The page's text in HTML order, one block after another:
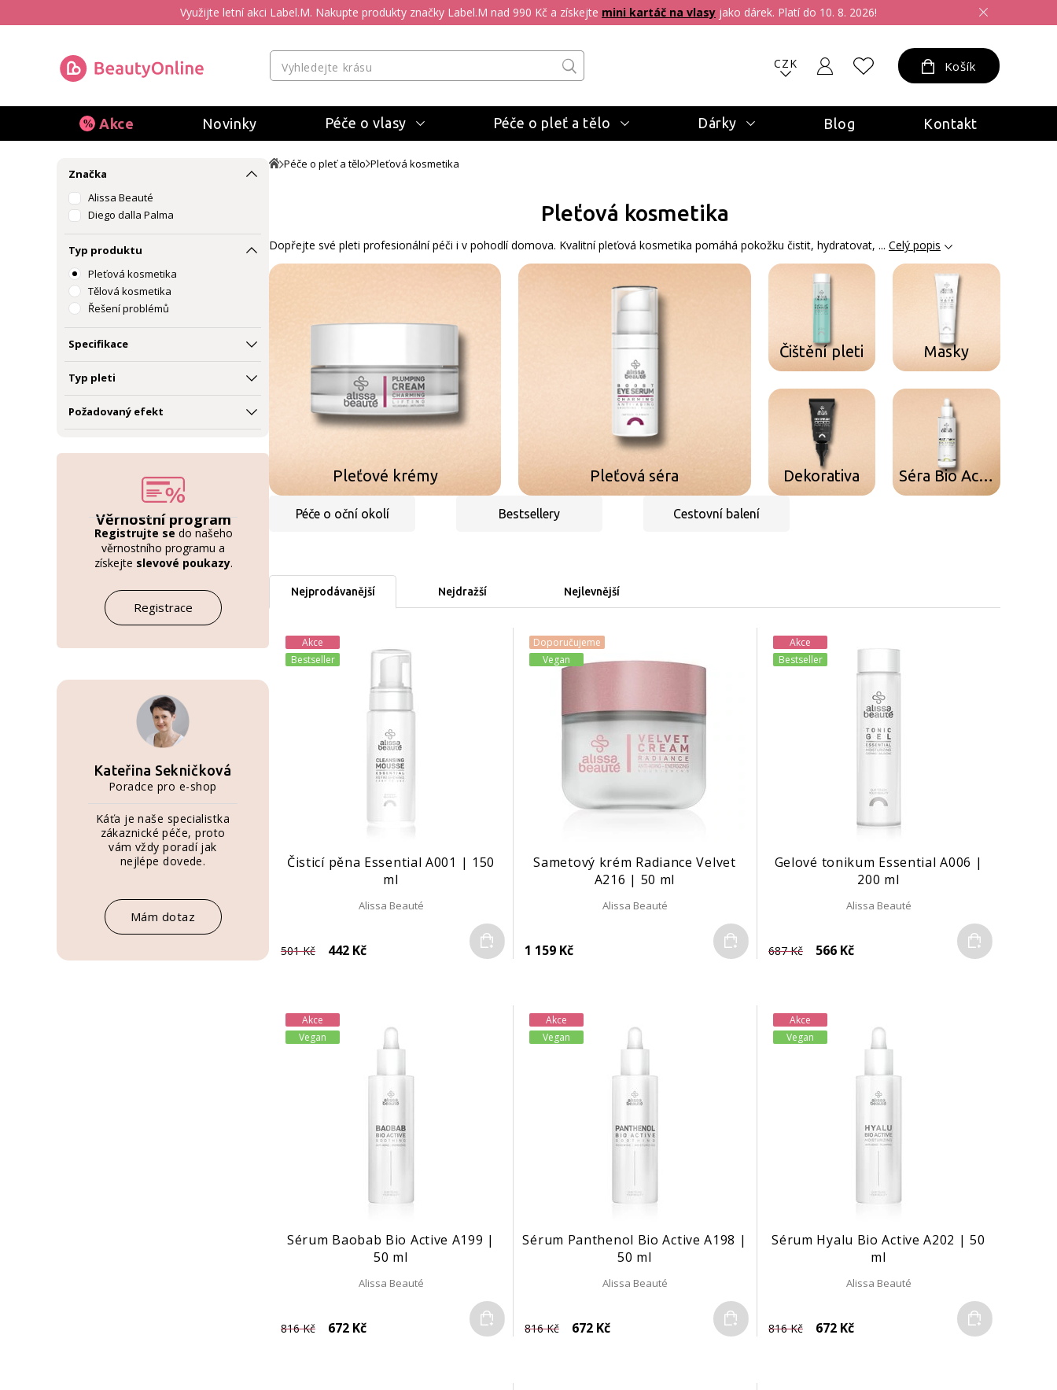
Využijte letní akci Label.M. Nakupte produkty značky Label.M nad 990 Kč a získejte mini kartáč na vlasy jako dárek. Platí do 10. 8. 2026!
CZK Košík
Akce Novinky Péče o vlasy Péče o pleť a tělo Dárky Blog Kontakt
Značka
Alissa Beauté
Diego dalla Palma
Typ produktu
Pleťová kosmetika
Tělová kosmetika
Řešení problémů
Specifikace
Typ pleti
Požadovaný efekt
Věrnostní program
Registrujte se do našeho
věrnostního programu a
získejte slevové poukazy.
Registrace
Kateřina Sekničková
Poradce pro e-shop
Káťa je naše specialistka
zákaznické péče, proto
vám vždy poradí jak
nejlépe dovede.
Mám dotaz
Péče o pleť a tělo Pleťová kosmetika
Pleťová kosmetika
Dopřejte své pleti profesionální péči i v pohodlí domova. Kvalitní pleťová kosmetika pomáhá pokožku čistit, hydratovat, ... Celý popis
Pleťové krémy Pleťová séra
Čištění pleti Masky
Dekorativa Séra Bio Active
Péče o oční okolí Bestsellery Cestovní balení
Nejprodávanější Nejdražší Nejlevnější
Akce
Bestseller
Čisticí pěna Essential A001 | 150
ml
Alissa Beauté
501 Kč 442 Kč
Do košíku
Doporučujeme
Vegan
Sametový krém Radiance Velvet
A216 | 50 ml
Alissa Beauté
1 159 Kč
Do košíku
Akce
Bestseller
Gelové tonikum Essential A006 |
200 ml
Alissa Beauté
687 Kč 566 Kč
Do košíku
Akce
Vegan
Sérum Baobab Bio Active A199 |
50 ml
Alissa Beauté
816 Kč 672 Kč
Do košíku
Akce
Vegan
Sérum Panthenol Bio Active A198 |
50 ml
Alissa Beauté
816 Kč 672 Kč
Do košíku
Akce
Vegan
Sérum Hyalu Bio Active A202 | 50
ml
Alissa Beauté
816 Kč 672 Kč
Do košíku